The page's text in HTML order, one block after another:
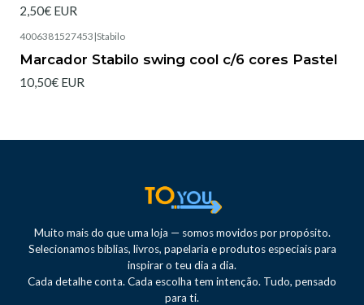
2,50€ EUR
4006381527453 |Stabilo
Marcador Stabilo swing cool c/6 cores Pastel
10,50€ EUR
Muito mais do que uma loja — somos movidos por propósito.
Selecionamos bíblias, livros, papelaria e produtos especiais para
inspirar o teu dia a dia.
Cada detalhe conta. Cada escolha tem intenção. Tudo, pensado
para ti.